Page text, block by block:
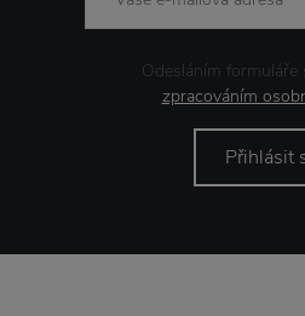
Odesláním formuláře
zpracováním
Přihlásit